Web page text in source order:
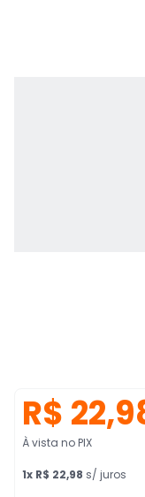
R$
À vista no PIX
1x R$ 22,98 s/ juros